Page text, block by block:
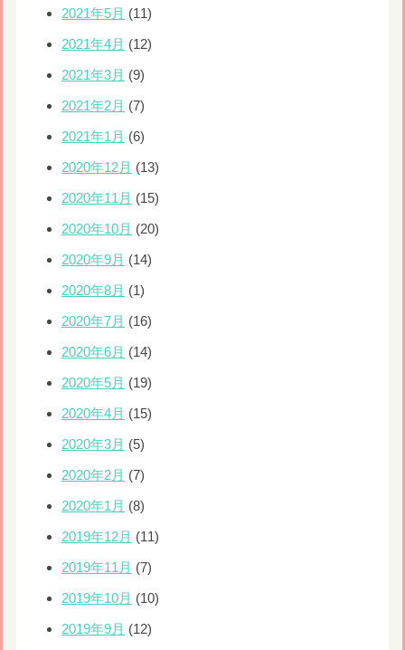
2021年5月 (11)
2021年4月 (12)
2021年3月 (9)
2021年2月 (7)
2021年1月 (6)
2020年12月 (13)
2020年11月 (15)
2020年10月 (20)
2020年9月 (14)
2020年8月 (1)
2020年7月 (16)
2020年6月 (14)
2020年5月 (19)
2020年4月 (15)
2020年3月 (5)
2020年2月 (7)
2020年1月 (8)
2019年12月 (11)
2019年11月 (7)
2019年10月 (10)
2019年9月 (12)